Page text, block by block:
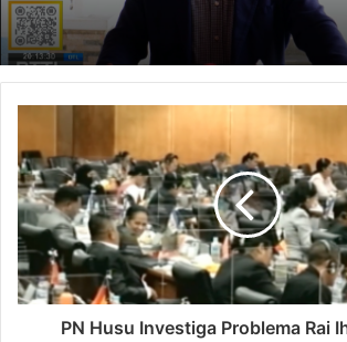
PN Husu Investiga Problema Rai